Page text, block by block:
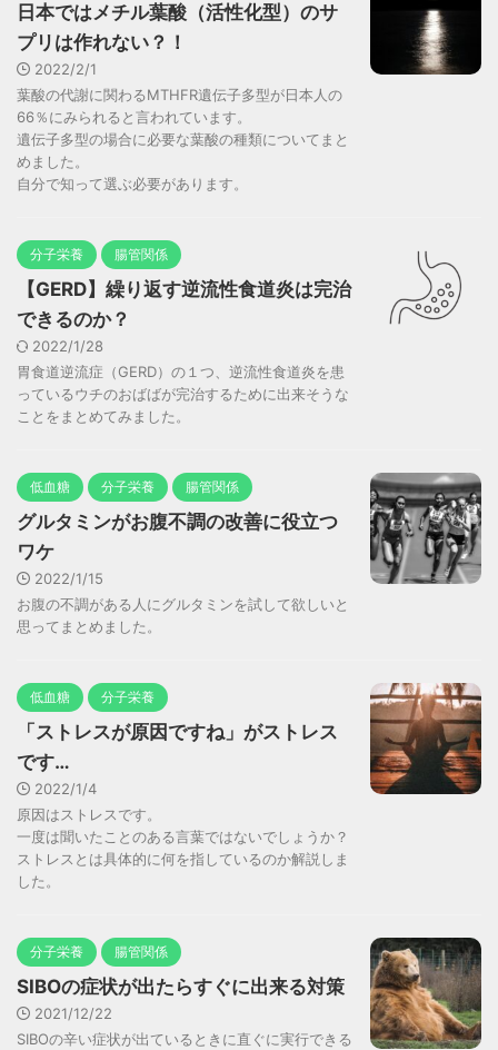
日本ではメチル葉酸（活性化型）のサ
プリは作れない？！
2022/2/1
葉酸の代謝に関わるMTHFR遺伝子多型が日本人の
66％にみられると言われています。
遺伝子多型の場合に必要な葉酸の種類についてまと
めました。
自分で知って選ぶ必要があります。
分子栄養 腸管関係
【GERD】繰り返す逆流性食道炎は完治
できるのか？
2022/1/28
胃食道逆流症（GERD）の１つ、逆流性食道炎を患
っているウチのおばばが完治するために出来そうな
ことをまとめてみました。
低血糖 分子栄養 腸管関係
グルタミンがお腹不調の改善に役立つ
ワケ
2022/1/15
お腹の不調がある人にグルタミンを試して欲しいと
思ってまとめました。
低血糖 分子栄養
「ストレスが原因ですね」がストレス
です…
2022/1/4
原因はストレスです。
一度は聞いたことのある言葉ではないでしょうか？
ストレスとは具体的に何を指しているのか解説しま
した。
分子栄養 腸管関係
SIBOの症状が出たらすぐに出来る対策
2021/12/22
SIBOの辛い症状が出ているときに直ぐに実行できる